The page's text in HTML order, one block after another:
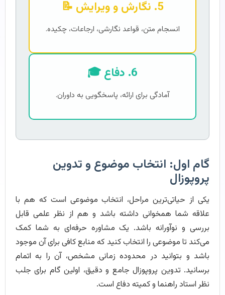
5. نگارش و ویرایش 📝
انسجام متن، قواعد نگارشی، ارجاعات، چکیده.
6. دفاع 🎓
آمادگی برای ارائه، پاسخگویی به داوران.
گام اول: انتخاب موضوع و تدوین
پروپوزال
یکی از حیاتی‌ترین مراحل، انتخاب موضوعی است که هم با
علاقه شما همخوانی داشته باشد و هم از نظر علمی قابل
بررسی و نوآورانه باشد. یک مشاوره حرفه‌ای به شما کمک
می‌کند تا موضوعی را انتخاب کنید که منابع کافی برای آن موجود
باشد و بتوانید در محدوده زمانی مشخص، آن را به اتمام
برسانید. تدوین پروپوزال جامع و دقیق، اولین گام برای جلب
نظر استاد راهنما و کمیته دفاع است.